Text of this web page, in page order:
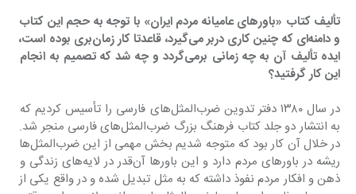
‌تألیف کتاب «باورهای عامیانه مردم ایران» با توجه به حجم این کتاب
و دامنه‌ای که چنین کاری دربر می‌گیرد، قاعدتا کار زمان‌بری بوده است،
ایده تألیف آن به چه زمانی برمی‌گردد و چه شد که تصمیم به انجام
این کار گرفتید؟
در سال ١٣٨٠ دفتر تدوین ضرب‌المثل‌های فارسی را تأسیس کردیم که
به انتشار دو جلد کتاب فرهنگ بزرگ ضرب‌المثل‌های فارسی منجر شد.
در خلال آن کار بود که متوجه شدیم بخش مهمی از این ضرب‌المثل‌ها
ریشه در باورهای مردم دارد و این باورها آن‌قدر در لایه‌های زندگی و
ذهن و افکار مردم نفوذ داشته که به مثل تبدیل شده و در واقع یکی از